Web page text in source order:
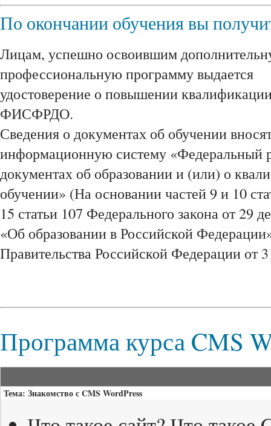
По окончании обучения вы
Лицам, успешно освоившим
профессиональную программу выдается
удостоверение о повышении
ФИСФРДО.
Сведения о документах об обучении
информационную систему «Федеральный
документах об образовании и (или) о
обучении» (На основании частей 9 и 10
15 статьи 107 Федерального закона от 29
«Об образовании в Российской
Правительства Российской Федерации от
Программа курса CMS
Тема: Знакомство с CMS WordPress